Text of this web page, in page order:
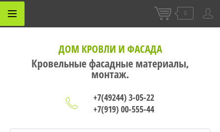
0
ДОМ КРОВЛИ И ФАСАДА
Кровельные фасадные материалы,
монтаж.
+7(49244) 3-05-22
+7(919) 00-555-44